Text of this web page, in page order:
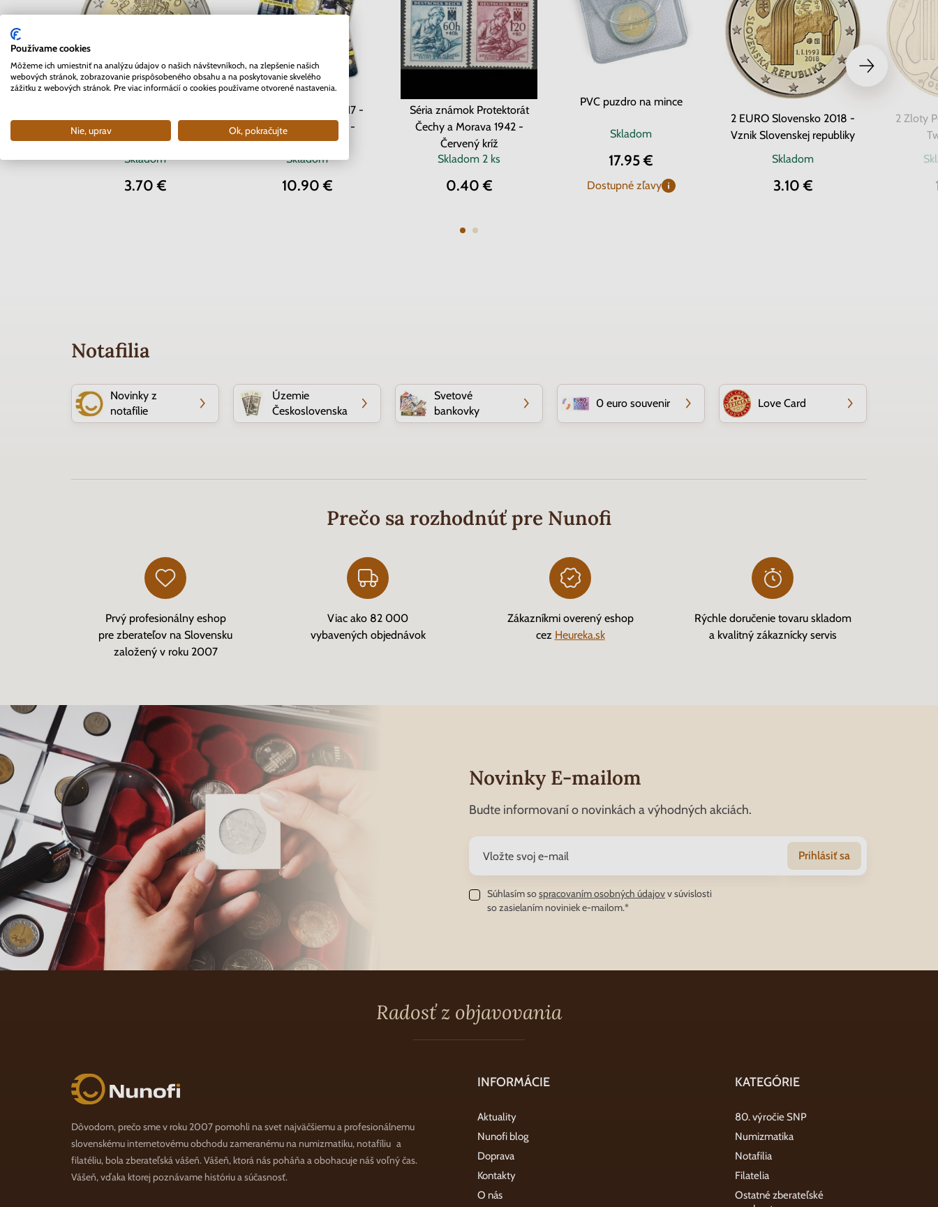
2 EURO Slovensko 2012 -
10. rokov Euro meny
Skladom
3.70 €
2 EURO Belgicko 2017 -
Univerzita v Gente -
coincard
Skladom
10.90 €
Séria známok Protektorát
Čechy a Morava 1942 -
Červený kríž
Skladom 2 ks
0.40 €
PVC puzdro na mince
Skladom
17.95 €
Dostupné zľavy
2 EURO Slovensko 2018 -
Vznik Slovenskej republiky
Skladom
3.10 €
2 Zloty
Notafilia
Novinky z
notafílie
Územie
Československa
Svetové
bankovky
0 euro souvenir Love Card
Prečo sa rozhodnúť pre Nunofi
Prvý profesionálny eshop
pre zberateľov na Slovensku
založený v roku 2007
Viac ako 82 000
vybavených objednávok
Zákazníkmi overený eshop
cez Heureka.sk
Rýchle doručenie tovaru skladom
a kvalitný zákaznícky servis
Novinky E-mailom
Budte informovaní o novinkách a výhodných akciách.
Prihlásiť sa
Súhlasím sospracovaním osobných údajovv súvislosti
so zasielaním noviniek e-mailom.*
Radosť z objavovania
Nunofi.sk
Dôvodom, prečo sme v roku 2007 pomohli na svet najväčšiemu a profesionálnemu
slovenskému internetovému obchodu zameranému na numizmatiku, notafíliu a
filatéliu, bola zberateľská vášeň. Vášeň, ktorá nás poháňa a obohacuje náš voľný čas.
Vášeň, vďaka ktorej poznávame históriu a súčasnosť.
INFORMÁCIE
Aktuality
Nunofi blog
Doprava
Kontakty
O nás
KATEGÓRIE
80. výročie SNP
Numizmatika
Notafilia
Filatelia
Ostatné zberateľské
Používame cookies
Môžeme ich umiestniť na analýzu údajov o našich návštevníkoch, na zlepšenie našich
webových stránok, zobrazovanie prispôsobeného obsahu a na poskytovanie skvelého
zážitku z webových stránok. Pre viac informácií o cookies používame otvorené nastavenia.
Nie, uprav Ok, pokračujte